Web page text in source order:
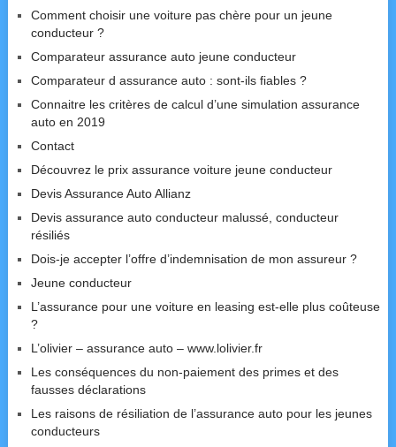
Comment choisir une voiture pas chère pour un jeune
conducteur ?
Comparateur assurance auto jeune conducteur
Comparateur d assurance auto : sont-ils fiables ?
Connaitre les critères de calcul d’une simulation assurance
auto en 2019
Contact
Découvrez le prix assurance voiture jeune conducteur
Devis Assurance Auto Allianz
Devis assurance auto conducteur malussé, conducteur
résiliés
Dois-je accepter l’offre d’indemnisation de mon assureur ?
Jeune conducteur
L’assurance pour une voiture en leasing est-elle plus coûteuse
?
L’olivier – assurance auto – www.lolivier.fr
Les conséquences du non-paiement des primes et des
fausses déclarations
Les raisons de résiliation de l’assurance auto pour les jeunes
conducteurs